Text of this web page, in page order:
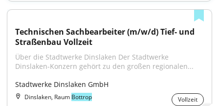
Technischen Sachbearbeiter (m/w/d) Tief- und
Straßenbau Vollzeit
Über die Stadtwerke Dinslaken Der Stadtwerke
Dinslaken-Konzern gehört zu den großen regionalen...
Stadtwerke Dinslaken GmbH
Dinslaken, Raum Bottrop Vollzeit